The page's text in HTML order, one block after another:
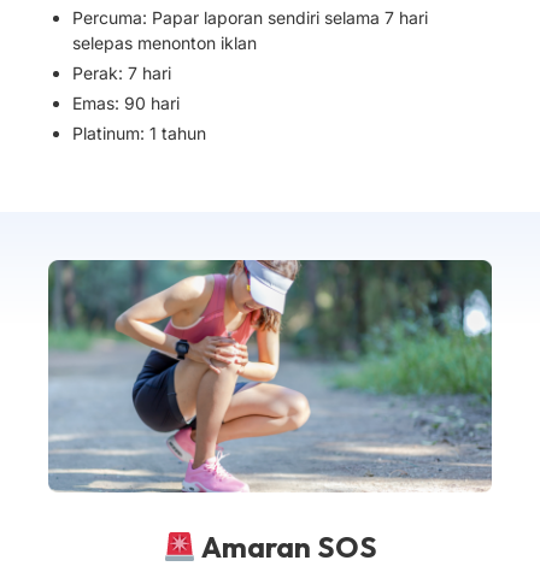
Percuma: Papar laporan sendiri selama 7 hari
selepas menonton iklan
Perak: 7 hari
Emas: 90 hari
Platinum: 1 tahun
Amaran SOS